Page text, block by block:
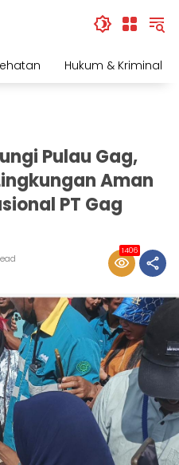
Hukum & Kriminal
Pulau Gag,
Aman
PT Gag
1406